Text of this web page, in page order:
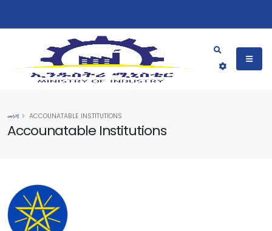
Accounatable Institutions
መነሻ ACCOUNATABLE INSTITUTIONS